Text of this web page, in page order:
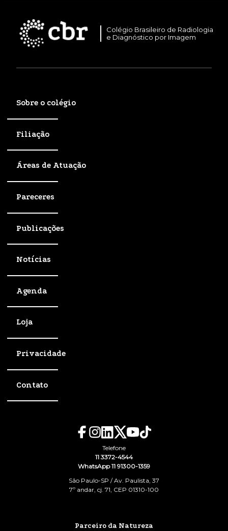
Colégio Brasileiro de Radiologia
e Diagnóstico por Imagem
Sobre o colégio
Filiação
Áreas de Atuação
Pareceres
Publicações
Notícias
Agenda
Loja
Privacidade
Contato
Telefone
11 3372-4544
WhatsApp 11 91300-1359
São Paulo-SP / Av. Paulista, 37
7º andar, cj. 71, CEP 01310-100
Parceiro da Natureza